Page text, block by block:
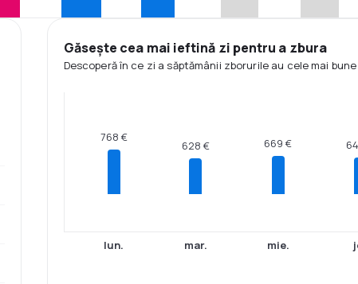
Găsește cea mai ieftină zi pentru a zbura
Descoperă în ce zi a săptămânii zborurile au cele mai
768 €
lun.
628 €
mar.
669 €
mie.